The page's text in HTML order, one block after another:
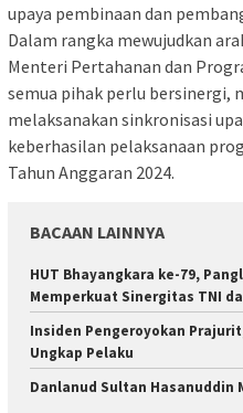
upaya pembinaan dan
Dalam rangka mewujudkan
Menteri Pertahanan dan
semua pihak perlu bersinergi,
melaksanakan sinkronisasi
keberhasilan pelaksanaan
Tahun Anggaran 2024.
BACAAN LAINNYA
HUT Bhayangkara ke-79,
Memperkuat Sinergitas TNI
Insiden Pengeroyokan
Ungkap Pelaku
Danlanud Sultan Hasanuddin